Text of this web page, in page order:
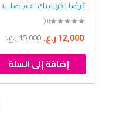
قرصًا | كوزمتك نجم صلاله
(0)
15,000ر.ع. 12,000ر.ع.
إضافة إلى السلة